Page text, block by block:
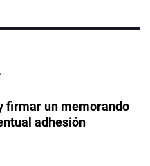
firmar un memorando
adhesión